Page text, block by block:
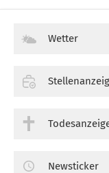
Wetter
Newsticker